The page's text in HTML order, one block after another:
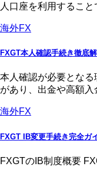
人口座を利用すること
海外FX
FXGT本人確認手続き徹底
本人確認が必要とな
があり、出金や高額入
海外FX
FXGT IB変更手続き完全ガ
FXGTのIB制度概要